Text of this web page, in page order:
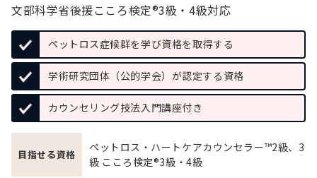
文部科学省後援こころ検定®3級・4級対応
ペットロス症候群を学び資格を取得する
学術研究団体（公的学会）が認定する資格
カウンセリング技法入門講座付き
目指せる資格
ペットロス・ハートケアカウンセラー™2級、3
級 こころ検定®3級・4級